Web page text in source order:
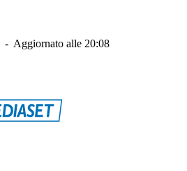
- Aggiornato alle 20:08